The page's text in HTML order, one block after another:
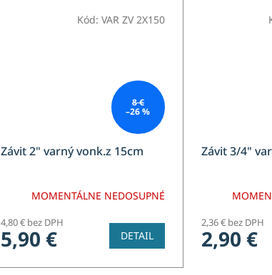
8 €
–26 %
Závit 2" varný vonk.z 15cm
MOMENTÁLNE NEDOSUPNÉ
4,80 € bez DPH
5,90 € DETAIL
Kód: VAR ZV 2X150
Závit 3/4"
2,36 € bez DPH
2,90 €